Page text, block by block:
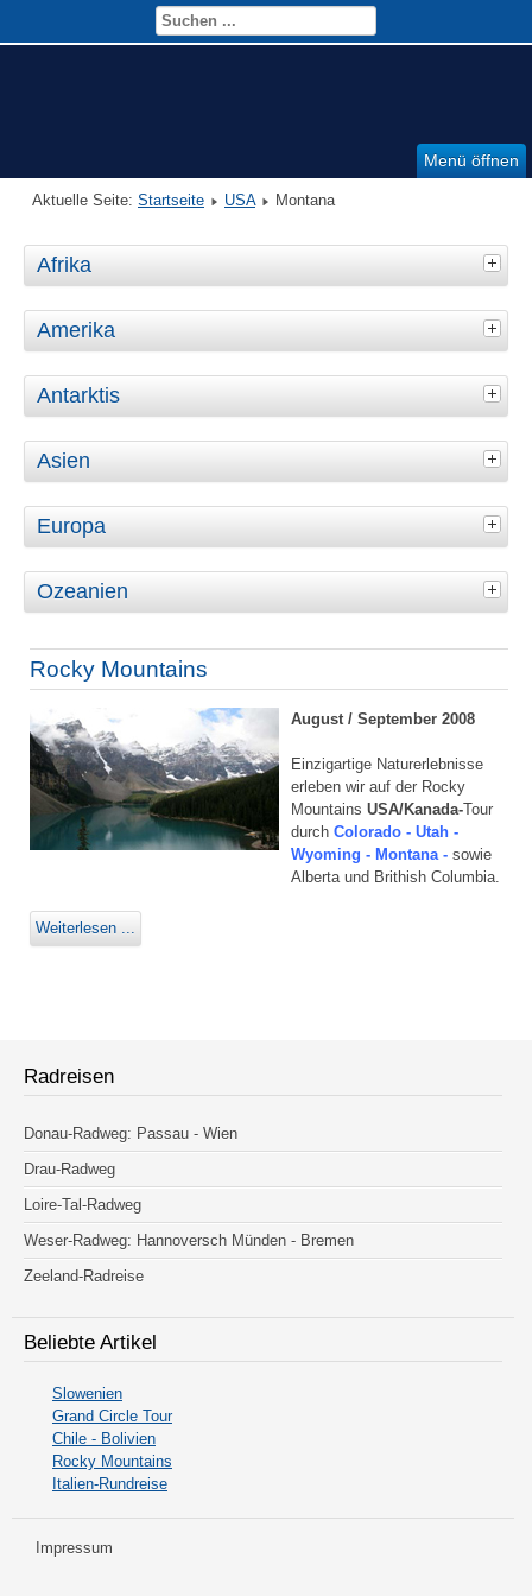
Menü öffnen
Aktuelle Seite: Startseite USA Montana
Afrika
Amerika
Antarktis
Asien
Europa
Ozeanien
Rocky Mountains
August / September 2008
Einzigartige Naturerlebnisse
erleben wir auf der Rocky
Mountains USA/Kanada-Tour
durch Colorado - Utah -
Wyoming - Montana - sowie
Alberta und Brithish Columbia.
Weiterlesen ...
Radreisen
Donau-Radweg: Passau - Wien
Drau-Radweg
Loire-Tal-Radweg
Weser-Radweg: Hannoversch Münden - Bremen
Zeeland-Radreise
Beliebte Artikel
Slowenien
Grand Circle Tour
Chile - Bolivien
Rocky Mountains
Italien-Rundreise
Impressum